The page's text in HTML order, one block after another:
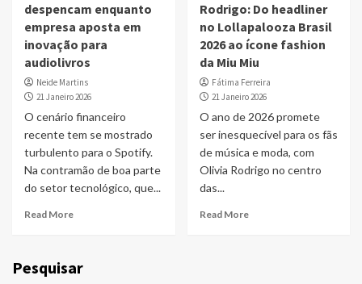
despencam enquanto
empresa aposta em
inovação para
audiolivros
Neide Martins
21 Janeiro 2026
O cenário financeiro
recente tem se mostrado
turbulento para o Spotify.
Na contramão de boa parte
do setor tecnológico, que...
Read More
Rodrigo: Do headliner
no Lollapalooza Brasil
2026 ao ícone fashion
da Miu Miu
Fátima Ferreira
21 Janeiro 2026
O ano de 2026 promete
ser inesquecível para os fãs
de música e moda, com
Olivia Rodrigo no centro
das...
Read More
Pesquisar